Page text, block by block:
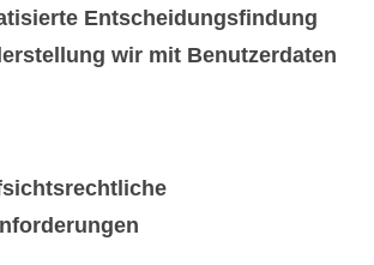
Entscheidungsfindung
wir mit Benutzerdaten